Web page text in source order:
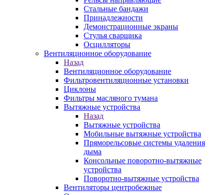
Стальные бандажи
Принадлежности
Демонстрационные экраны
Стулья сварщика
Осцилляторы
Вентиляционное оборудование
Назад
Вентиляционное оборудование
Фильтровентиляционные установки
Циклоны
Фильтры масляного тумана
Вытяжные устройства
Назад
Вытяжные устройства
Мобильные вытяжные устройства
Пряморельсовые системы удаления
дыма
Консольные поворотно-вытяжные
устройства
Поворотно-вытяжные устройства
Вентиляторы центробежные